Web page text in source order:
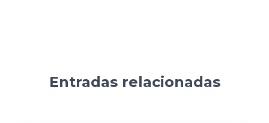
Entradas relacionadas